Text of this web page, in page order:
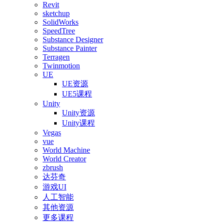
Revit
sketchup
SolidWorks
SpeedTree
Substance Designer
Substance Painter
Terragen
Twinmotion
UE
UE资源
UE5课程
Unity
Unity资源
Unity课程
Vegas
vue
World Machine
World Creator
zbrush
达芬奇
游戏UI
人工智能
其他资源
更多课程